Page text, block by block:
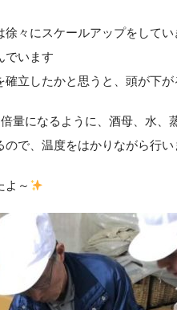
々にスケールアップをしてい
でいます
立したかと思うと、頭が下が
量になるように、酒母、水、
で、温度をはかりながら行い
よ～